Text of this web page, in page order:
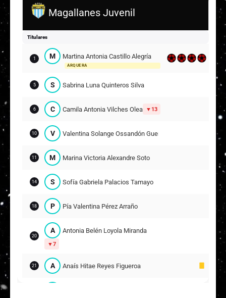
Rachel Valentina Ramírez Zamora
Fernanda Dabrochna Dziejarski Polanco
Antonia Ignacia Moreno Romero
14
Cynthia Yohana Pérez Romillanca
13
M Martina Antonia Escudero Guajardo
15
Monserrat Elizabeth Escobar Lazo
10
Thais Emilia Rodríguez Pardo
Magallanes Juvenil
Titulares
1 M Martina Antonia Castillo Alegría
ARQUERA
5 S Sabrina Luna Quinteros Silva
6 C Camila Antonia Vilches Olea 13
10 V Valentina Solange Ossandón Guerrero
11 M Marina Victoria Alexandre Soto
14 S Sofía Gabriela Palacios Tamayo
18 P Pía Valentina Pérez Arraño
20
A Antonia Belén Loyola Miranda
7
21 A Anaís Hitae Reyes Figueroa